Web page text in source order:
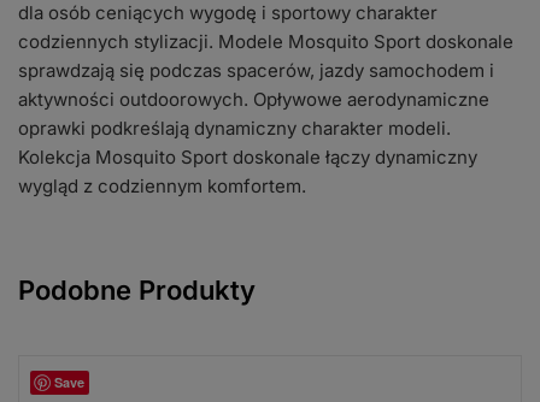
dla osób ceniących wygodę i sportowy charakter
codziennych stylizacji. Modele Mosquito Sport doskonale
sprawdzają się podczas spacerów, jazdy samochodem i
aktywności outdoorowych. Opływowe aerodynamiczne
oprawki podkreślają dynamiczny charakter modeli.
Kolekcja Mosquito Sport doskonale łączy dynamiczny
wygląd z codziennym komfortem.
Podobne Produkty
Save